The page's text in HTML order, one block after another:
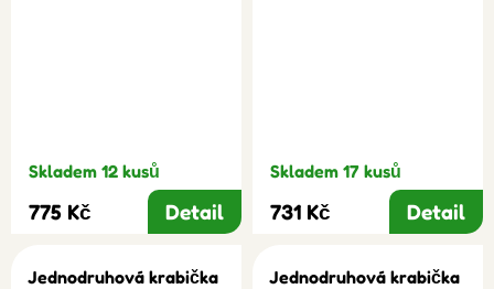
Skladem 12 kusů
775 Kč Detail
Skladem 17 kusů
731 Kč Detail
Jednodruhová krabička
Jednodruhová krabička